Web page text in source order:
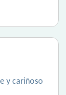
y cariñoso